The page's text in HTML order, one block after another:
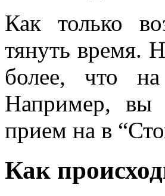
Как только
тянуть время.
более, что
Например, вы
прием на в
Как